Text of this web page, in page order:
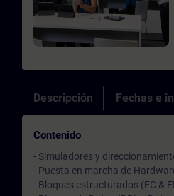
Descripción Fechas e
Contenido
- Simuladores y
- Puesta en marcha de
- Bloques estructurados (FC &